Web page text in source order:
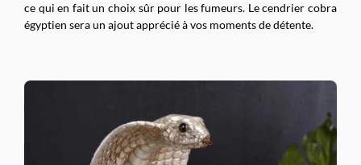
ce qui en fait un choix sûr pour les fumeurs. Le cendrier cobra
égyptien sera un ajout apprécié à vos moments de détente.